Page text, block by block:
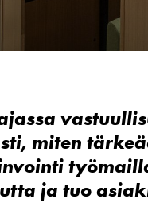
miten
ja tuo